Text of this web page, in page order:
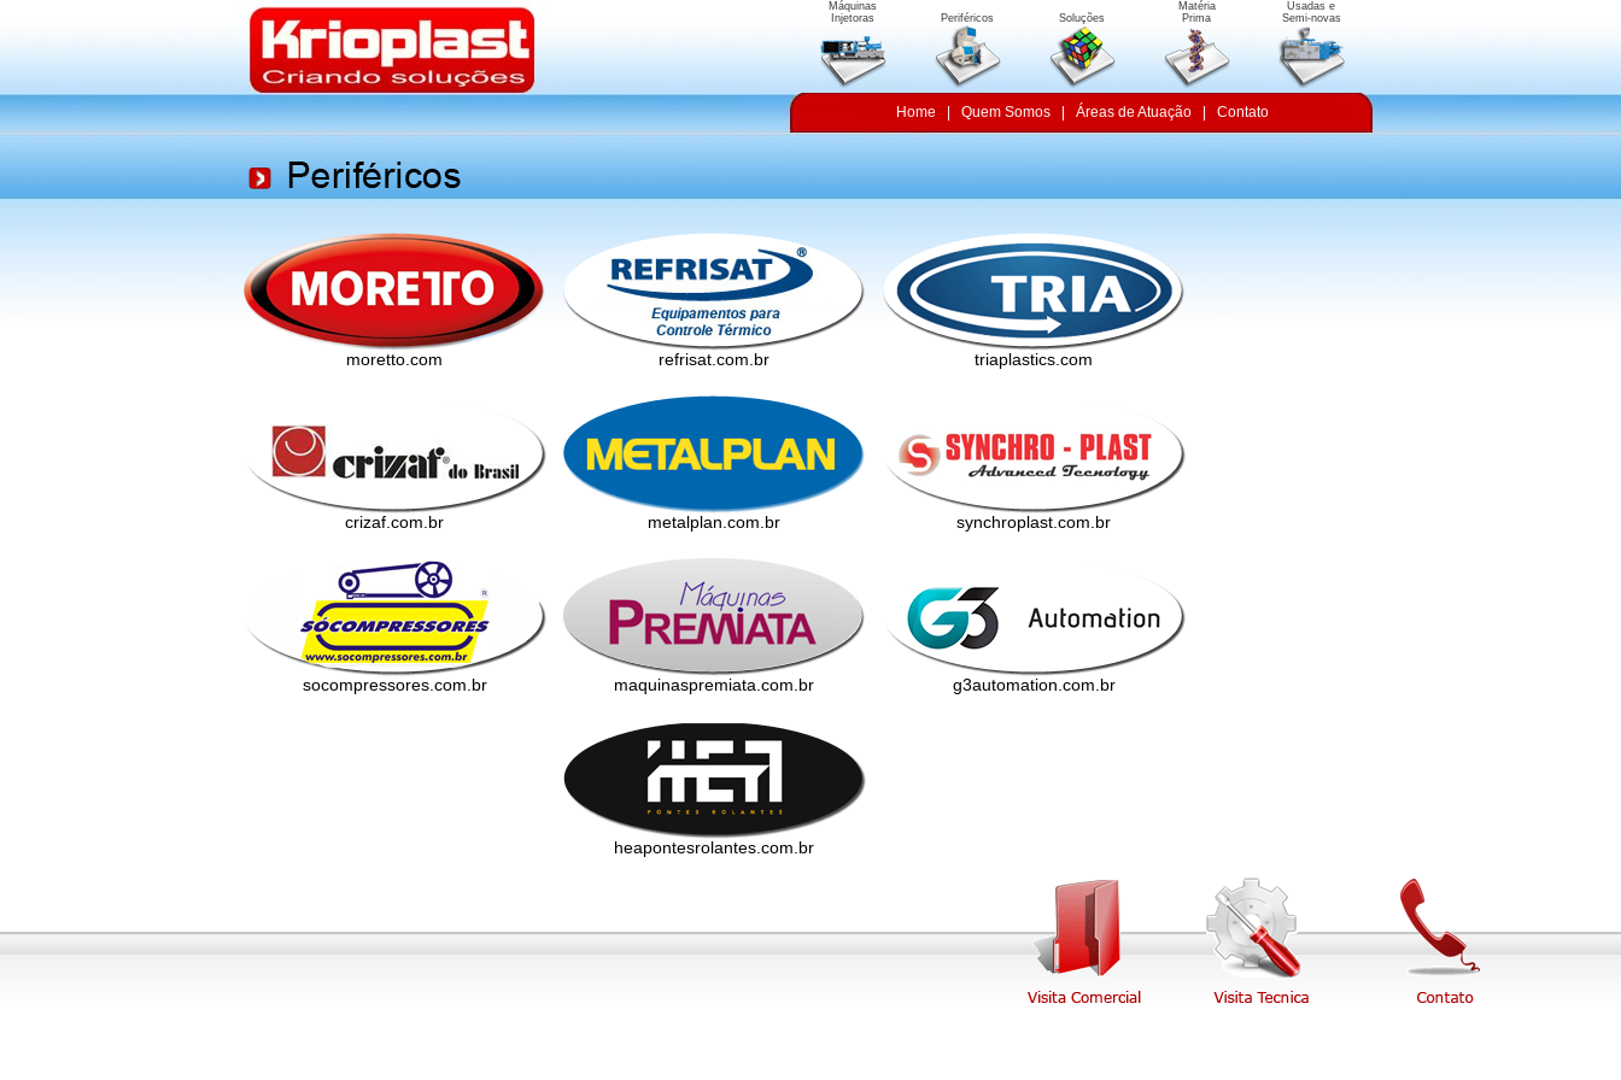
Máquinas
Injetoras
Periféricos Soluções
Matéria
Prima
Usadas e
Semi-novas
Home Quem Somos Áreas de Atuação Contato
moretto.com refrisat.com.br triaplastics.com
crizaf.com.br metalplan.com.br synchroplast.com.br
socompressores.com.br maquinaspremiata.com.br g3automation.com.br
heapontesrolantes.com.br